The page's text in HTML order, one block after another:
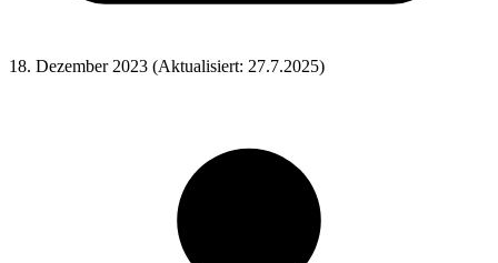
18. Dezember 2023 (Aktualisiert: 27.7.2025)